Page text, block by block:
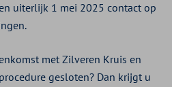
uiterlijk 1 mei 2025 contact op
met Zilveren Kruis en
gesloten? Dan krijgt u